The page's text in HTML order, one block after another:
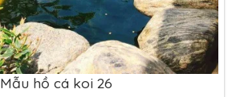
Mẫu hồ cá koi 26